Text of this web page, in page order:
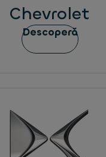
Chevrolet
Descoperă